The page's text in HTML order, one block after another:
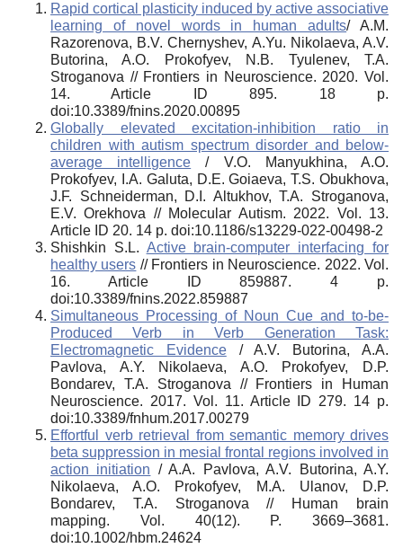
Rapid cortical plasticity induced by active associative
learning of novel words in human adults/ A.M.
Razorenova, B.V. Chernyshev, A.Yu. Nikolaeva, A.V.
Butorina, A.O. Prokofyev, N.B. Tyulenev, T.A.
Stroganova // Frontiers in Neuroscience.2020. Vol.
14. Article ID 895. 18 p.
doi:10.3389/fnins.2020.00895
Globally elevated excitation-inhibition ratio in
children with autism spectrum disorder and below-
average intelligence
/ V.O. Manyukhina, A.O.
Prokofyev, I.A. Galuta, D.E. Goiaeva, T.S. Obukhova,
J.F. Schneiderman, D.I. Altukhov, T.A. Stroganova,
E.V. Orekhova // Molecular Autism.2022. Vol. 13.
Article ID 20. 14 p. doi:10.1186/s13229-022-00498-2
Shishkin S.L. Active brain-computer interfacing for
healthy users // Frontiers in Neuroscience. 2022. Vol.
16. Article ID 859887. 4 p.
doi:10.3389/fnins.2022.859887
Simultaneous Processing of Noun Cue and to-be-
Produced Verb in Verb Generation Task:
Electromagnetic Evidence
/ A.V. Butorina, A.A.
Pavlova, A.Y. Nikolaeva, A.O. Prokofyev, D.P.
Bondarev, T.A. Stroganova // Frontiers in Human
Neuroscience. 2017. Vol. 11. Article ID 279. 14 p.
doi:10.3389/fnhum.2017.00279
Effortful verb retrieval from semantic memory drives
beta suppression in mesial frontal regions involved in
action initiation / A.A. Pavlova, A.V. Butorina, A.Y.
Nikolaeva, A.O. Prokofyev, M.A. Ulanov, D.P.
Bondarev, T.A. Stroganova // Human brain
mapping. Vol. 40(12). P. 3669–3681.
doi:10.1002/hbm.24624